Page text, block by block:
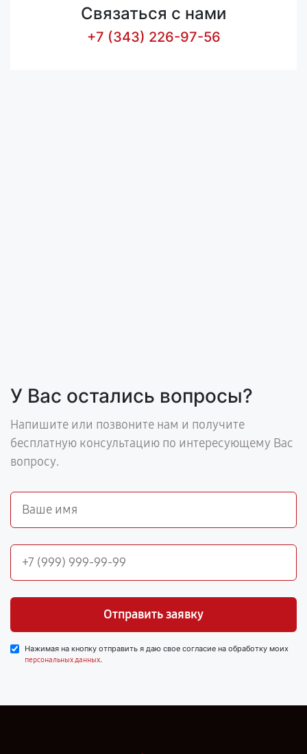
Связаться с нами
+7 (343) 226-97-56
У Вас остались вопросы?
Напишите или позвоните нам и получите
бесплатную консультацию по интересующему Вас
вопросу.
Отправить заявку
Нажимая на кнопку отправить я даю свое согласие на обработку моих
персональных данных.